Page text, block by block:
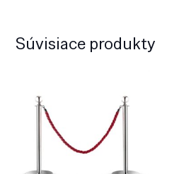
Súvisiace produkty